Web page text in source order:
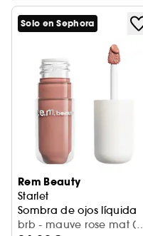
Solo en Sephora
Rem Beauty
Starlet
Sombra de ojos líquida
brb - mauve rose mat (4